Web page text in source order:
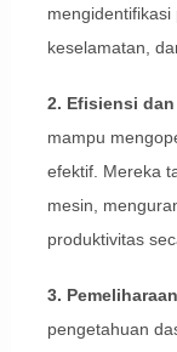
keselamatan,
2. Efisiensi
mampu
efektif. Mereka
mesin,
produktivitas
3.
pengetahuan